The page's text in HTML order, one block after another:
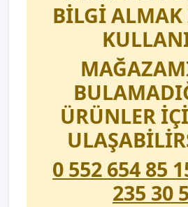
BİLGİ ALMAK
ÜRÜNLER
0 552 654 85
235 30